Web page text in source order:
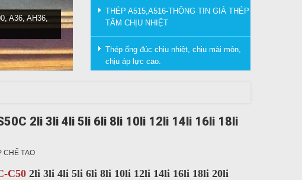
A36, AH36,
THÉP A515,A516-THÔNG TIN GIÁ THÉP
TẤM CHỊU NHIỆT
Thép ống đúc chịu nhiệt, chịu mài mòn,
chịu áp lực cao.
2li 3li 4li 5li 6li 8li 10li 12li 14li 16li 18li
CHẾ TẠO
C50 2li 3li 4li 5li 6li 8li 10li 12li 14li 16li 18li 20li